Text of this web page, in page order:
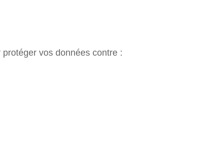
vos données contre :